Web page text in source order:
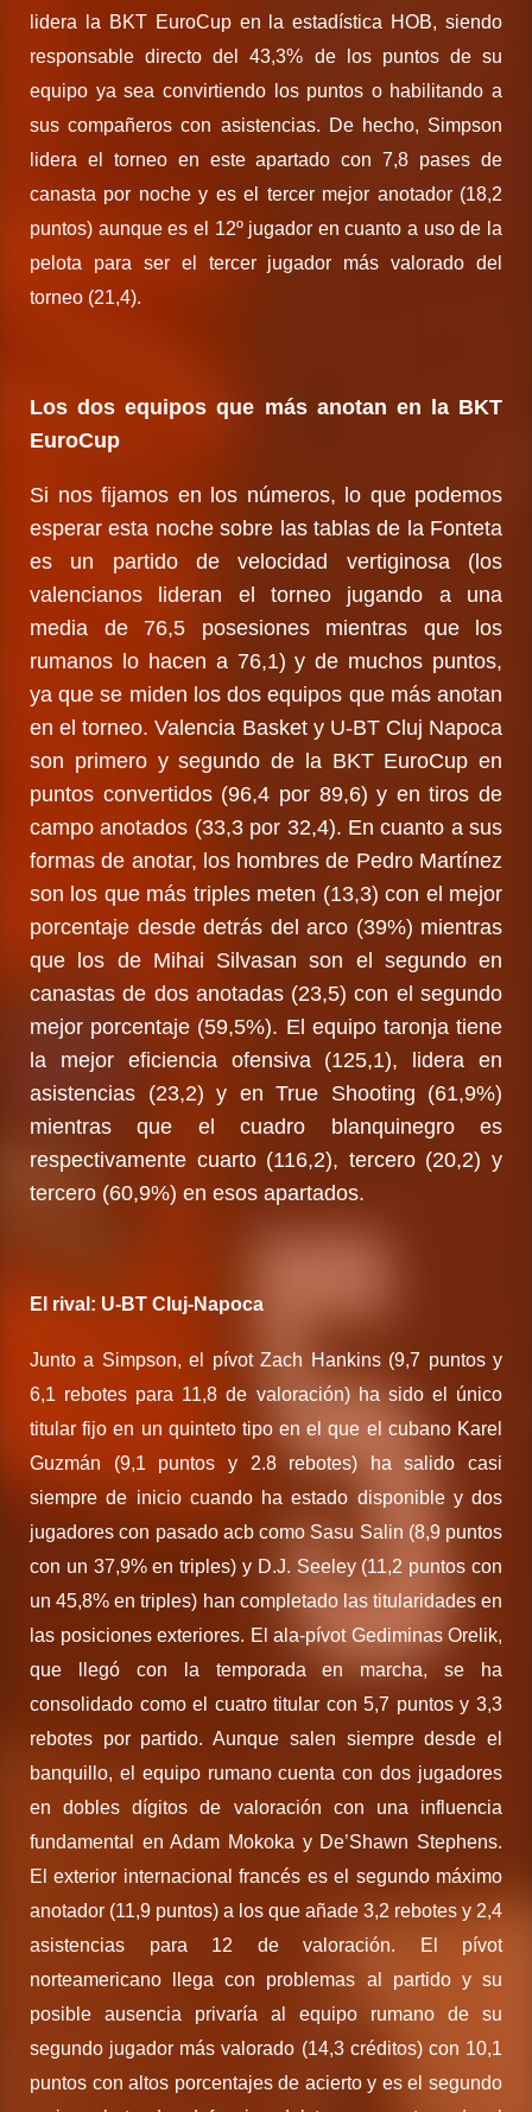
lidera la BKT EuroCup en la estadística HOB, siendo
responsable directo del 43,3% de los puntos de su
equipo ya sea convirtiendo los puntos o habilitando a
sus compañeros con asistencias. De hecho, Simpson
lidera el torneo en este apartado con 7,8 pases de
canasta por noche y es el tercer mejor anotador (18,2
puntos) aunque es el 12º jugador en cuanto a uso de la
pelota para ser el tercer jugador más valorado del
torneo (21,4).
Los dos equipos que más anotan en la BKT
EuroCup
Si nos fijamos en los números, lo que podemos
esperar esta noche sobre las tablas de la Fonteta
es un partido de velocidad vertiginosa (los
valencianos lideran el torneo jugando a una
media de 76,5 posesiones mientras que los
rumanos lo hacen a 76,1) y de muchos puntos,
ya que se miden los dos equipos que más anotan
en el torneo. Valencia Basket y U-BT Cluj Napoca
son primero y segundo de la BKT EuroCup en
puntos convertidos (96,4 por 89,6) y en tiros de
campo anotados (33,3 por 32,4). En cuanto a sus
formas de anotar, los hombres de Pedro Martínez
son los que más triples meten (13,3) con el mejor
porcentaje desde detrás del arco (39%) mientras
que los de Mihai Silvasan son el segundo en
canastas de dos anotadas (23,5) con el segundo
mejor porcentaje (59,5%). El equipo taronja tiene
la mejor eficiencia ofensiva (125,1), lidera en
asistencias (23,2) y en True Shooting (61,9%)
mientras que el cuadro blanquinegro es
respectivamente cuarto (116,2), tercero (20,2) y
tercero (60,9%) en esos apartados.
El rival: U-BT Cluj-Napoca
Junto a Simpson, el pívot Zach Hankins (9,7 puntos y
6,1 rebotes para 11,8 de valoración) ha sido el único
titular fijo en un quinteto tipo en el que el cubano Karel
Guzmán (9,1 puntos y 2.8 rebotes) ha salido casi
siempre de inicio cuando ha estado disponible y dos
jugadores con pasado acb como Sasu Salin (8,9 puntos
con un 37,9% en triples) y D.J. Seeley (11,2 puntos con
un 45,8% en triples) han completado las titularidades en
las posiciones exteriores. El ala-pívot Gediminas Orelik,
que llegó con la temporada en marcha, se ha
consolidado como el cuatro titular con 5,7 puntos y 3,3
rebotes por partido. Aunque salen siempre desde el
banquillo, el equipo rumano cuenta con dos jugadores
en dobles dígitos de valoración con una influencia
fundamental en Adam Mokoka y De’Shawn Stephens.
El exterior internacional francés es el segundo máximo
anotador (11,9 puntos) a los que añade 3,2 rebotes y 2,4
asistencias para 12 de valoración. El pívot
norteamericano llega con problemas al partido y su
posible ausencia privaría al equipo rumano de su
segundo jugador más valorado (14,3 créditos) con 10,1
puntos con altos porcentajes de acierto y es el segundo